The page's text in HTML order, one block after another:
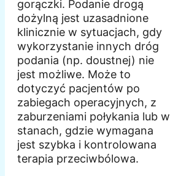
gorączki. Podanie drogą
dożylną jest uzasadnione
klinicznie w sytuacjach, gdy
wykorzystanie innych dróg
podania (np. doustnej) nie
jest możliwe. Może to
dotyczyć pacjentów po
zabiegach operacyjnych, z
zaburzeniami połykania lub w
stanach, gdzie wymagana
jest szybka i kontrolowana
terapia przeciwbólowa.